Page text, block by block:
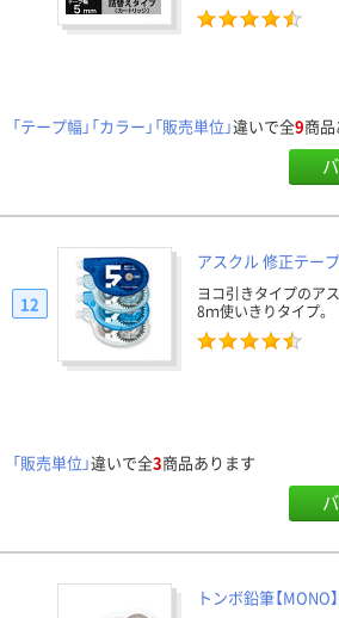
「テープ幅」「カラー」「販売単位」違いで全9商
アスクル 修正テー
ヨコ引きタイプのア
8ｍ使いきりタイプ。
12
「販売単位」違いで全3商品あります
トンボ鉛筆【